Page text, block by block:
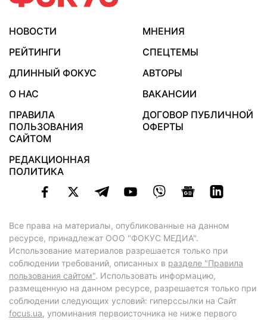
НОВОСТИ
МНЕНИЯ
РЕЙТИНГИ
СПЕЦТЕМЫ
ДЛИННЫЙ ФОКУС
АВТОРЫ
О НАС
ВАКАНСИИ
ПРАВИЛА
ПОЛЬЗОВАНИЯ
САЙТОМ
ДОГОВОР ПУБЛИЧНОЙ
ОФЕРТЫ
РЕДАКЦИОННАЯ
ПОЛИТИКА
Все права на материалы, опубликованные на данном
ресурсе, принадлежат ООО "ФОКУС МЕДИА".
Использование материалов разрешается только при
соблюдении требований, описанных в разделе "Правила
пользования сайтом". Использовать информацию,
размещенную на данном ресурсе, разрешается только при
соблюдении следующих условий: гиперссылки на Сайт
focus.ua, упоминания первоисточника не ниже первого